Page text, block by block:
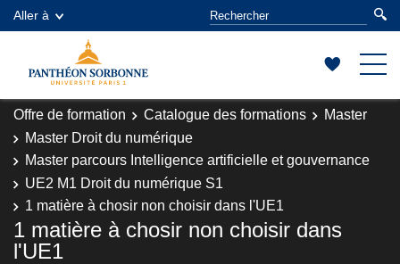
Aller à
Offre de formation Catalogue des formations
Master
Master Droit du numérique
Master parcours Intelligence artificielle et gouvernance
UE2 M1 Droit du numérique S1
1 matière à chosir non choisir dans l'UE1
1 matière à chosir non choisir dans
l'UE1